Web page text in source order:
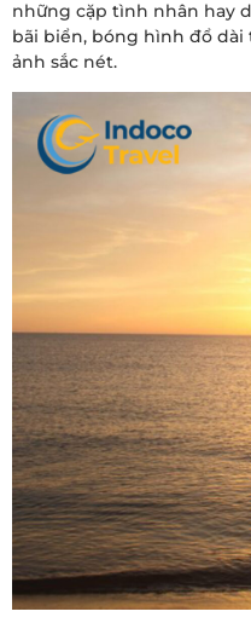
những cặp tình nhân hay
bãi biển, bóng hình đổ
ảnh sắc nét.